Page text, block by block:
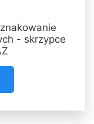
- skrzypce